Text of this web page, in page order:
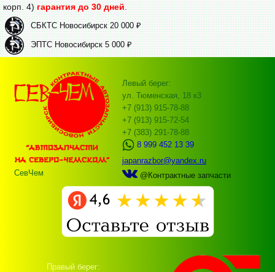
корп. 4)гарантия до 30 дней.
СБКТС Новосибирск 20 000 ₽
ЭПТС Новосибирск 5 000 ₽
СевЧем
Левый берег:
ул. Тюменская, 18 к3
+7 (913) 915-78-88
+7 (913) 915-72-54
+7 (383) 291-78-88
8 999 452 13 39
japanrazbor@yandex.ru
@Контрактные запчасти
Правый берег: